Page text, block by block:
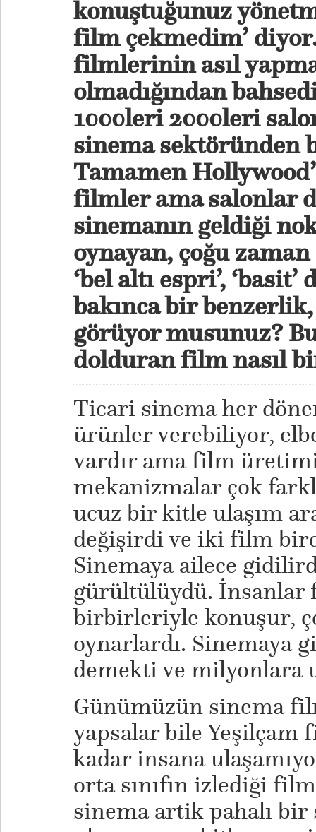
konuştuğunuz
film çekmedim’
filmlerinin asıl
olmadığından
1000leri 2000leri
sinema sektöründen
Tamamen
filmler ama salonlar
sinemanın geldiği
oynayan, çoğu
‘bel altı espri’,
bakınca bir
görüyor musunuz?
dolduran film nasıl
Ticari sinema her
ürünler verebiliyor,
vardır ama film
mekanizmalar çok
ucuz bir kitle ulaşım
değişirdi ve iki film
Sinemaya ailece
gürültülüydü.
birbirleriyle konuşur,
oynarlardı. Sinemaya
demekti ve milyonlara
Günümüzün sinema
yapsalar bile Yeşilçam
kadar insana
orta sınıfın izlediği
sinema artik pahalı